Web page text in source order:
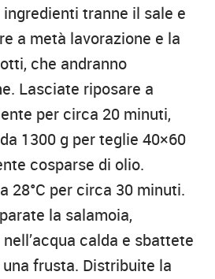
tranne il sale e
a metà lavorazione e la
che andranno
Lasciate riposare a
per circa 20 minuti,
1300 g per teglie 40×60
cosparse di olio.
28°C per circa 30 minuti.
la salamoia,
calda e sbattete
una frusta. Distribuite la